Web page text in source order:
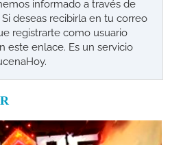
informado a través de
deseas recibirla en tu correo
registrarte como usuario
este enlace. Es un servicio